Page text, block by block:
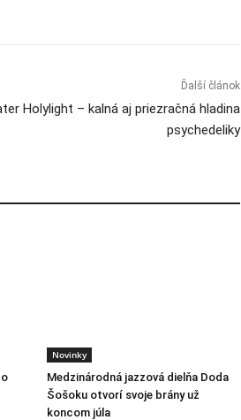
Ďalší článok
Holylight – kalná aj priezračná hladina
psychedeliky
Novinky
Medzinárodná jazzová dielňa Doda
Šošoku otvorí svoje brány už
koncom júla